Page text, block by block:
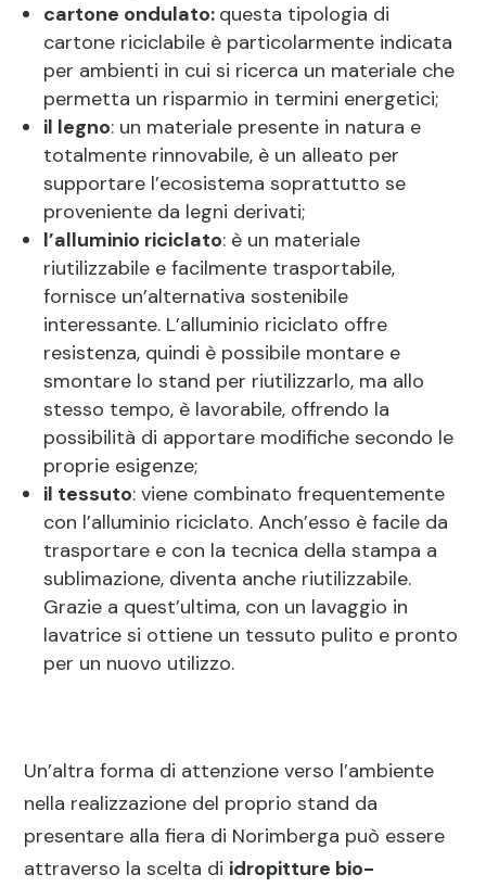
cartone ondulato: questa tipologia di
cartone riciclabile è particolarmente indicata
per ambienti in cui si ricerca un materiale che
permetta un risparmio in termini energetici;
il legno: un materiale presente in natura e
totalmente rinnovabile, è un alleato per
supportare l’ecosistema soprattutto se
proveniente da legni derivati;
l’alluminio riciclato: è un materiale
riutilizzabile e facilmente trasportabile,
fornisce un’alternativa sostenibile
interessante. L’alluminio riciclato offre
resistenza, quindi è possibile montare e
smontare lo stand per riutilizzarlo, ma allo
stesso tempo, è lavorabile, offrendo la
possibilità di apportare modifiche secondo le
proprie esigenze;
il tessuto: viene combinato frequentemente
con l’alluminio riciclato. Anch’esso è facile da
trasportare e con la tecnica della stampa a
sublimazione, diventa anche riutilizzabile.
Grazie a quest’ultima, con un lavaggio in
lavatrice si ottiene un tessuto pulito e pronto
per un nuovo utilizzo.
Un’altra forma di attenzione verso l’ambiente
nella realizzazione del proprio stand da
presentare alla fiera di Norimberga può essere
attraverso la scelta di idropitture bio-